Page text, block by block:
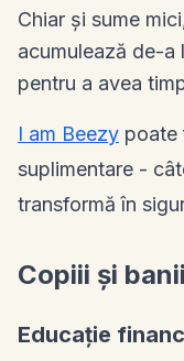
Chiar și sume
acumulează de-a
pentru a avea
I am Beezy poate
suplimentare -
transformă în
Copiii și banii
Educație